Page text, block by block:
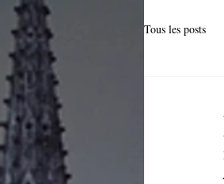
Tous les posts